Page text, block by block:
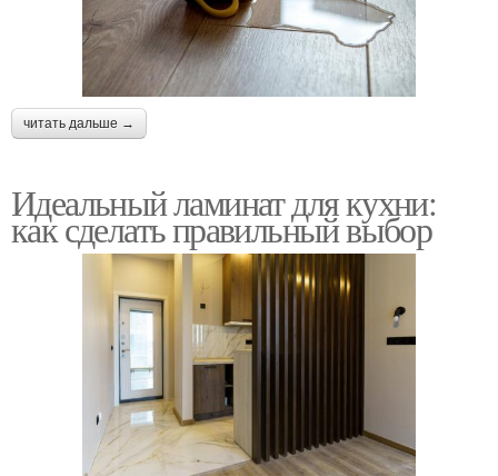
читать дальше →
Идеальный ламинат для кухни:
как сделать правильный выбор